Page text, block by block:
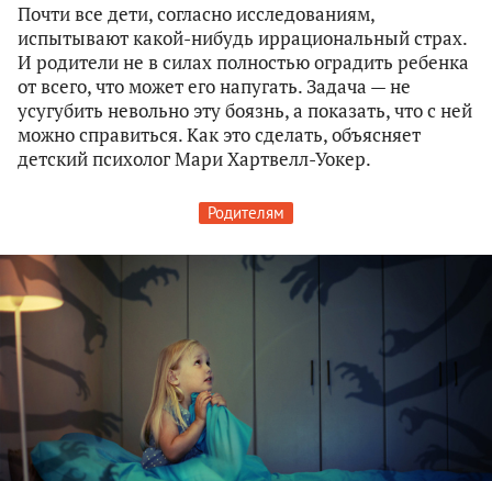
Почти все дети, согласно исследованиям,
испытывают какой-нибудь иррациональный страх.
И родители не в силах полностью оградить ребенка
от всего, что может его напугать. Задача — не
усугубить невольно эту боязнь, а показать, что с ней
можно справиться. Как это сделать, объясняет
детский психолог Мари Хартвелл-Уокер.
Родителям